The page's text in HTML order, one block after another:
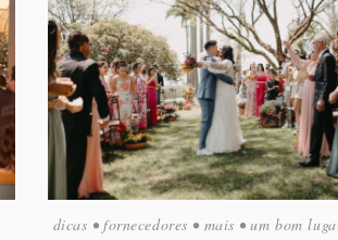
dicas • fornecedores • mais • um bom